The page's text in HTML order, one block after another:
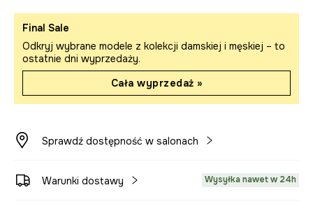
Final Sale
Odkryj wybrane modele z kolekcji damskiej i męskiej – to
ostatnie dni wyprzedaży.
Cała wyprzedaż »
Sprawdź dostępność w salonach
Warunki dostawy Wysyłka nawet w 24h